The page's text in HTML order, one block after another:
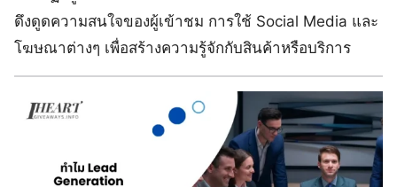
ดึงดูดความสนใจของผู้เข้าชม การใช้ Social Media และ
โฆษณาต่างๆ เพื่อสร้างความรู้จักกับสินค้าหรือบริการ